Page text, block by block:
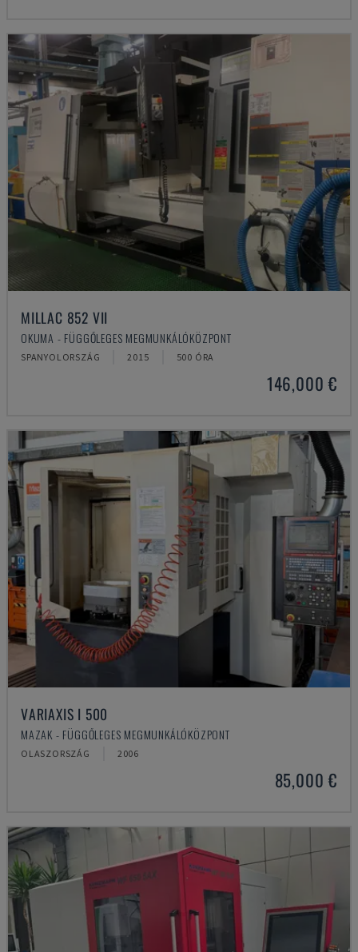
MILLAC 852 VII
OKUMA - FÜGGŐLEGES MEGMUNKÁLÓKÖZPONT
SPANYOLORSZÁG 2015 500 ÓRA
146,000 €
VARIAXIS I 500
MAZAK - FÜGGŐLEGES MEGMUNKÁLÓKÖZPONT
OLASZORSZÁG 2006
85,000 €